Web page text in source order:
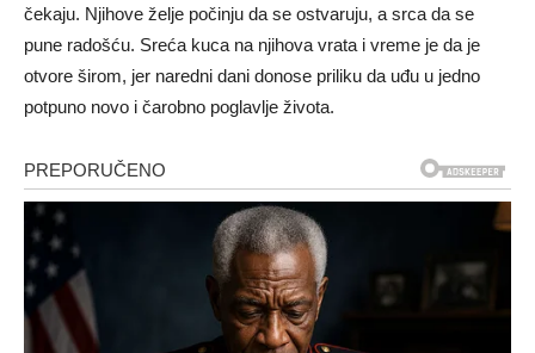
čekaju. Njihove želje počinju da se ostvaruju, a srca da se
pune radošću. Sreća kuca na njihova vrata i vreme je da je
otvore širom, jer naredni dani donose priliku da uđu u jedno
potpuno novo i čarobno poglavlje života.